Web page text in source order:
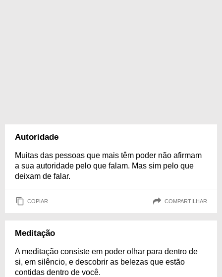
Autoridade
Muitas das pessoas que mais têm poder não afirmam
a sua autoridade pelo que falam. Mas sim pelo que
deixam de falar.
COPIAR COMPARTILHAR
Meditação
A meditação consiste em poder olhar para dentro de
si, em silêncio, e descobrir as belezas que estão
contidas dentro de você.